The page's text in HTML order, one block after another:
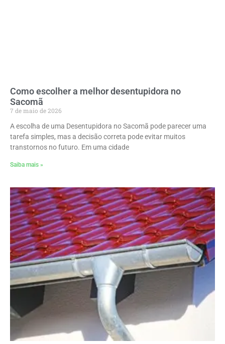
Como escolher a melhor desentupidora no
Sacomã
7 de maio de 2026
A escolha de uma Desentupidora no Sacomã pode parecer uma
tarefa simples, mas a decisão correta pode evitar muitos
transtornos no futuro. Em uma cidade
Saiba mais »